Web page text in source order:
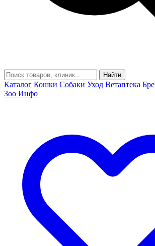
Найти
Каталог Кошки Собаки Уход Ветаптека
Зоо Инфо